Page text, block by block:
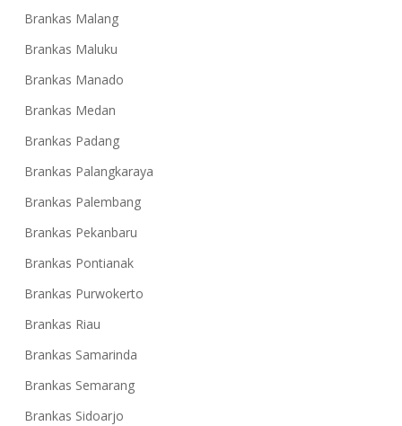
Brankas Malang
Brankas Maluku
Brankas Manado
Brankas Medan
Brankas Padang
Brankas Palangkaraya
Brankas Palembang
Brankas Pekanbaru
Brankas Pontianak
Brankas Purwokerto
Brankas Riau
Brankas Samarinda
Brankas Semarang
Brankas Sidoarjo